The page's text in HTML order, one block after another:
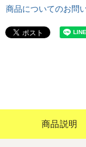
商品についてのお問
商品説明